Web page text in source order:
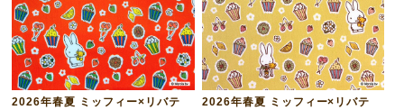
2026年春夏 ミッフィー×リバテ
2026年春夏 ミッフィー×リバテ